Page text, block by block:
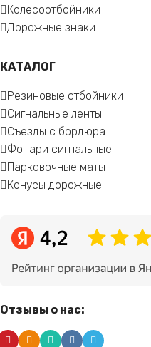
Колесоотбойники
Дорожные знаки
КАТАЛОГ
Резиновые отбойники
Сигнальные ленты
Съезды с бордюра
Фонари сигнальные
Парковочные маты
Конусы дорожные
Отзывы о нас: